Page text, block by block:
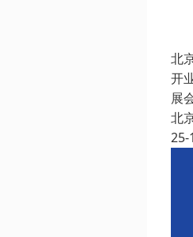
北
开
展
北
25-